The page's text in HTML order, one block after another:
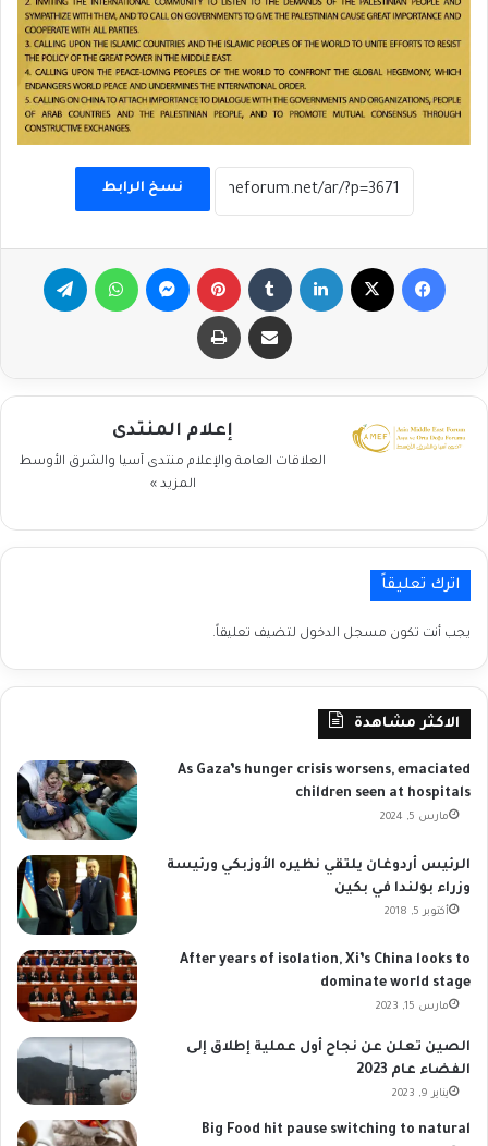
نسخ الرابط
فيسبوك لينكدإن بينتيريست ماسنجر واتساب تيلقرام
مشاركة عبر البريد طباعة
إعلام المنتدى
العلاقات العامة والإعلام منتدى آسيا والشرق الأوسط
المزيد »
اترك تعليقاً
يجب أنت تكون مسجل الدخول لتضيف تعليقاً.
الاكثر مشاهدة
As Gaza’s hunger crisis worsens, emaciated
children seen at hospitals
مارس 5, 2024
الرئيس أردوغان يلتقي نظيره الأوزبكي ورئيسة
وزراء بولندا في بكين
أكتوبر 5, 2018
After years of isolation, Xi’s China looks to
dominate world stage
مارس 15, 2023
الصين تعلن عن نجاح أول عملية إطلاق إلى
الفضاء عام 2023
يناير 9, 2023
Big Food hit pause switching to natural